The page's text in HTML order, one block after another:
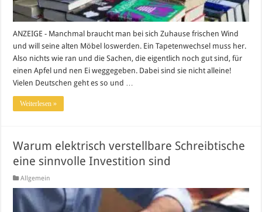
ANZEIGE - Manchmal braucht man bei sich Zuhause frischen Wind
und will seine alten Möbel loswerden. Ein Tapetenwechsel muss her.
Also nichts wie ran und die Sachen, die eigentlich noch gut sind, für
einen Apfel und nen Ei weggegeben. Dabei sind sie nicht alleine!
Vielen Deutschen geht es so und …
Weiterlesen »
Warum elektrisch verstellbare Schreibtische
eine sinnvolle Investition sind
Allgemein